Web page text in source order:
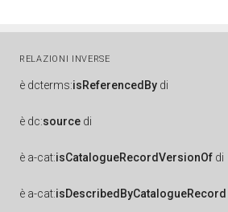
RELAZIONI INVERSE
è dcterms:isReferencedBy di
è dc:source di
è a-cat:isCatalogueRecordVersionOf di
è a-cat:isDescribedByCatalogueRecord